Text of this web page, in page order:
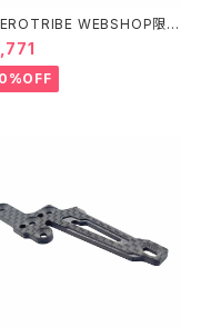
WEBSHOP限
格】RCM-X4-CSAR カ
ンリアステアリングアームセ
XRAY X4用